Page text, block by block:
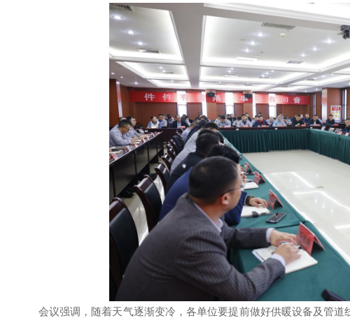
会议强调，随着天气逐渐变冷，各单位要提前做好供暖设备及管